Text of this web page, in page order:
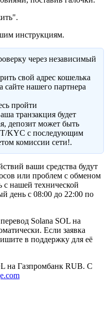
инструкциям.
через независимый
свой адрес кошелька
сайте нашего партнера
пройти
транзакция будет
депозит может быть
KYC с последующим
комиссии сети!.
ваши средства будут
или проблем с обменом
с нашей технической
день с 08:00 до 22:00 по
Solana SOL на
Если заявка
в поддержку для её
на Газпромбанк RUB. С